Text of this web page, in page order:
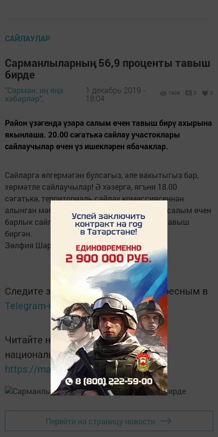
САЙЛАУЛАР
Сарманлыларның 56,9 проценты тавыш
бирде
"Сарман: иң яңа
хәбәрләр",
1 декабрь 2019 -
18:04
1906 0 0
Район үзәгендә үзара салым өчен тавыш бирү ахырына
якынлаша. 20.00 сәгатькә сайлау участоклары
сайлаучылар өчен үз ишекләрен ябачаклар.
Сайларга өлгермәгән булсагыз, әле вакытыгыз бар,
хөрмәтле сайлаучылар! Ә хәзергә, ягъни 18.00
сәгатькә, территориаль сайлау комиссиясеннән
алынган мәгълүматларга караганда, үзара салым өчен
барлык сайлаучыларның 56,9 % проценты тавыш
биргән.
Зөлфия Шәрипова язмасы
Следите за самым важным и интересным в
Telegram-каналеТатмедиа
Читайте новости Татарстана в
национальном мессенджере MАХ:
https://max.ru/tatmedia
Перейти на страницу новости